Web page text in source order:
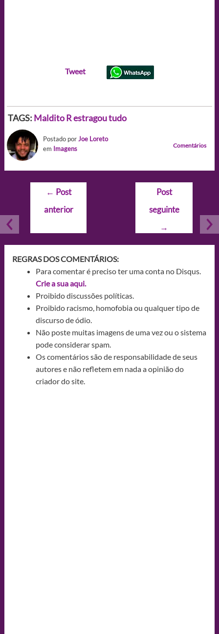
Tweet
TAGS: Maldito R estragou tudo
Postado porJoe Loreto
em Imagens Comentários
Navegação
Post
← Post
anterior
Post
seguinte
→
REGRAS DOS COMENTÁRIOS:
Para comentar é preciso ter uma conta no Disqus.
Crie a sua aqui.
Proibido discussões políticas.
Proibido racismo, homofobia ou qualquer tipo de
discurso de ódio.
Não poste muitas imagens de uma vez ou o sistema
pode considerar spam.
Os comentários são de responsabilidade de seus
autores e não refletem em nada a opinião do
criador do site.